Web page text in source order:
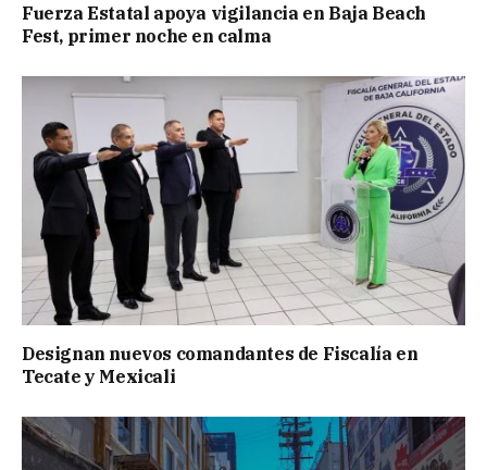
Fuerza Estatal apoya vigilancia en Baja Beach
Fest, primer noche en calma
Designan nuevos comandantes de Fiscalía en
Tecate y Mexicali